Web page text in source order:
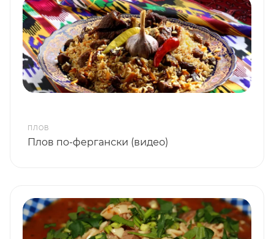
ПЛОВ
Плов по-фергански (видео)